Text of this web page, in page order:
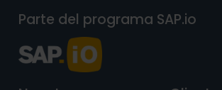
Parte del programa SAP.io